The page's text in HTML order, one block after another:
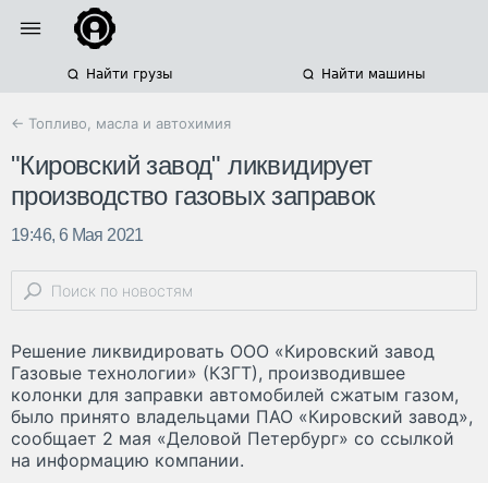
Найти грузы Найти машины
← Топливо, масла и автохимия
"Кировский завод" ликвидирует
производство газовых заправок
19:46, 6 Мая 2021
Решение ликвидировать ООО «Кировский завод
Газовые технологии» (КЗГТ), производившее
колонки для заправки автомобилей сжатым газом,
было принято владельцами ПАО «Кировский завод»,
сообщает 2 мая «Деловой Петербург» со ссылкой
на информацию компании.